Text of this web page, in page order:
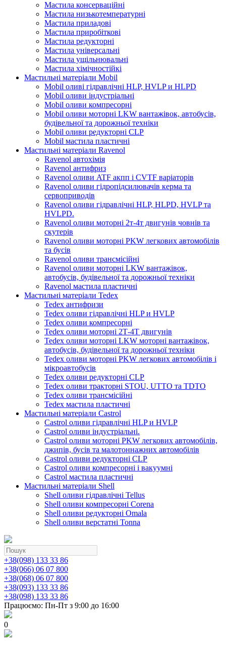
Мастила консерваційні
Мастила низькотемпературні
Мастила приладові
Мастила приробіткові
Мастила редукторні
Мастила універсальні
Мастила ущільнювальні
Мастила хімічностійкі
Мастильні матеріали Mobil
Mobil оливі гідравлічні HLP, HVLP и HLPD
Mobil оливи індустріальні
Mobil оливи компресорні
Mobil оливи моторні LKW вантажівок, автобусів,
будівельної та дорожньої техніки
Mobil оливи редукторні CLP
Mobil мастила пластичні
Мастильні матеріали Ravenol
Ravenol автохімія
Ravenol антифриз
Ravenol оливи ATF акпп і CVTF варіаторів
Ravenol оливи гідропідсилювачів керма та
сервоприводів
Ravenol оливи гідравлічні HLP, HLPD, HVLP та
HVLPD.
Ravenol оливи моторні 2т-4т двигунів човнів та
скутерів
Ravenol оливи моторні PKW легкових автомобілів
та бусів
Ravenol оливи трансмісійні
Ravenol оливи моторні LKW вантажівок,
автобусів, будівельної та дорожньої техніки
Ravenol мастила пластичні
Мастильні матеріали Tedex
Tedex антифризи
Tedex оливи гідравлічні HLP и HVLP
Tedex оливи компресорні
Tedex оливи моторні 2Т-4Т двигунів
Tedex оливи моторні LKW моторні вантажівок,
автобусів, будівельної та дорожньої техніки
Tedex оливи моторні PKW легкових автомобілів і
мікроавтобусів
Tedex оливи редукторні CLP
Tedex оливи тракторні STOU, UTTO та TDTO
Tedex оливи трансмісійні
Tedex мастила пластичні
Мастильні матеріали Castrol
Castrol оливи гідравлічні HLP и HVLP
Castrol оливи індустріальні.
Castrol оливи моторні PKW легкових автомобілів,
джипів, бусів та малотоннажних автомобілів
Castrol оливи редукторні CLP
Castrol оливи компресорні і вакуумні
Castrol мастила пластичні
Мастильні матеріали Shell
Shell оливи гідравлічні Tellus
Shell оливи компресорні Corena
Shell оливи редукторні Omala
Shell оливи верстатні Tonna
+38(098) 133 33 86
+38(066) 06 07 800
+38(068) 06 07 800
+38(093) 133 33 86
+38(098) 133 33 86
Працюємо: Пн-Пт з 9:00 до 16:00
0